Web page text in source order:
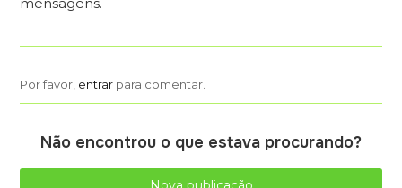
Por favor, entrar para comentar.
Não encontrou o que estava procurando?